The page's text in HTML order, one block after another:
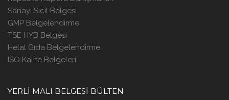
Sanayi Sicil Belgesi
GMP Belgelendirme
TSE HYB Belgesi
Helal Gıda Belgelendirme
ISO Kalite Belgeleri
YERLİ MALI BELGESİ BÜLTEN